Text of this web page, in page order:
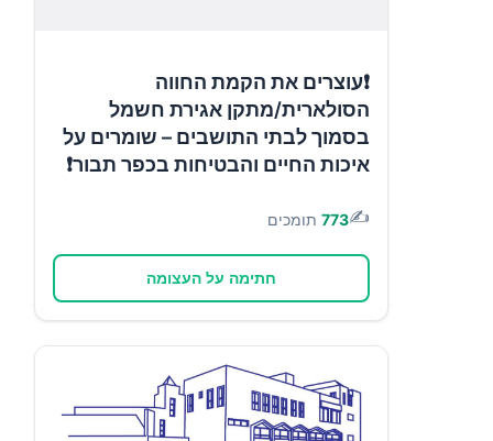
❗עוצרים את הקמת החווה
הסולארית/מתקן אגירת חשמל
בסמוך לבתי התושבים – שומרים על
איכות החיים והבטיחות בכפר תבור❗
✍️
773 תומכים
חתימה על העצומה